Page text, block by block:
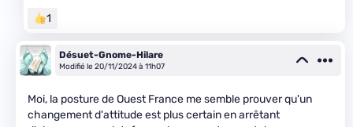
1
Désuet-Gnome-Hilare
Modifié le 20/11/2024 à 11h07
Moi, la posture de Ouest France me semble prouver qu'un
changement d'attitude est plus certain en arrêtant